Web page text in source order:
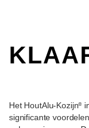
Het HoutAlu-Kozijn®
significante